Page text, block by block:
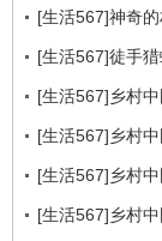
[生活567]神奇
[生活567]徒手
[生活567]乡村
[生活567]乡村
[生活567]乡村
[生活567]乡村